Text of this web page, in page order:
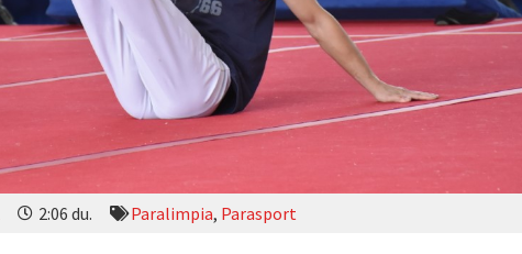
2:06 du. Paralimpia, Parasport